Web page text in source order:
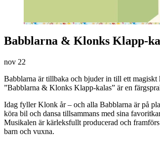
Babblarna & Klonks Klapp-
nov 22
Babblarna är tillbaka och bjuder in till ett magiskt
”Babblarna & Klonks Klapp-kalas” är en
Idag fyller Klonk år – och alla Babblarna är på
köra bil och dansa tillsammans med sina
Musikalen är kärleksfullt producerad och
barn och vuxna.